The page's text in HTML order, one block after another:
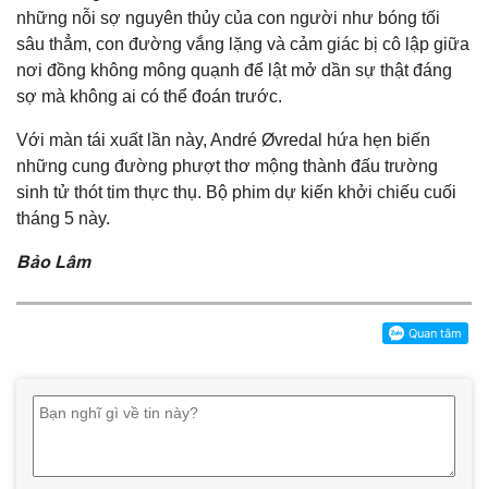
những nỗi sợ nguyên thủy của con người như bóng tối
sâu thẳm, con đường vắng lặng và cảm giác bị cô lập giữa
nơi đồng không mông quạnh để lật mở dần sự thật đáng
sợ mà không ai có thể đoán trước.
Với màn tái xuất lần này, André Øvredal hứa hẹn biến
những cung đường phượt thơ mộng thành đấu trường
sinh tử thót tim thực thụ. Bộ phim dự kiến khởi chiếu cuối
tháng 5 này.
Bảo Lâm